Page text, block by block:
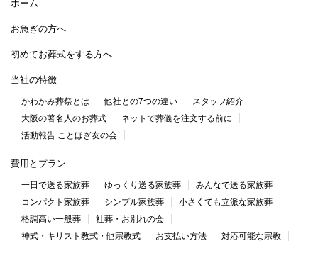
ホーム
お急ぎの方へ
初めてお葬式をする方へ
当社の特徴
かわかみ葬祭とは 他社との7つの違い
スタッフ紹介
大阪の著名人のお葬式
ネットで葬儀を注文する前に
活動報告 ことほぎ友の会
費用とプラン
一日で送る家族葬 ゆっくり送る家族葬
みんなで送る家族葬
コンパクト家族葬
シンプル家族葬
小さくても立派な家族葬
格調高い一般葬
社葬・お別れの会
神式・キリスト教式・他宗教式
お支払い方法 対応可能な宗教